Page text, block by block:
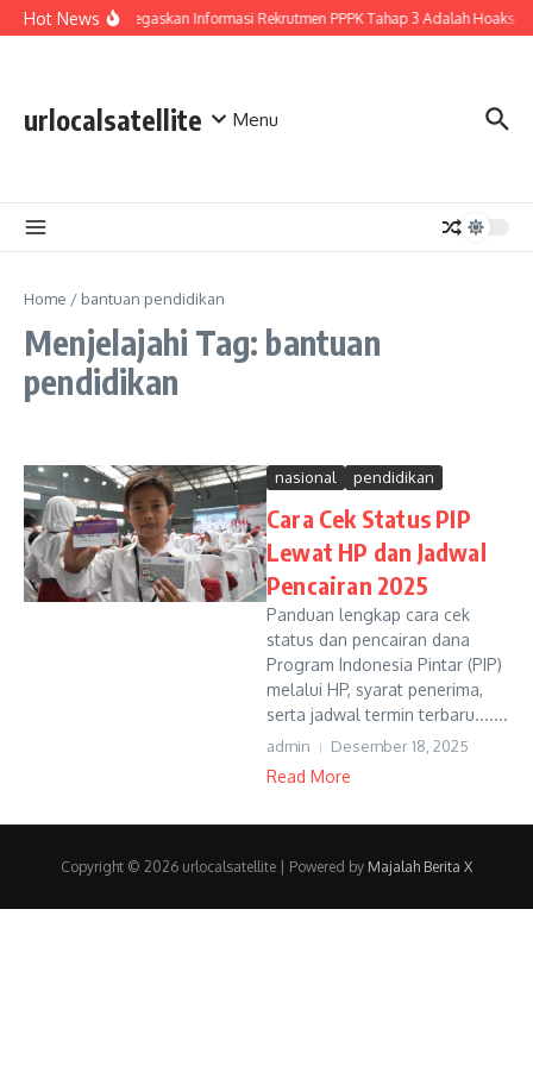
Lewati ke konten
Hot NewsBGN Tegaskan Informasi Rekrutmen PPPK Tahap 3 Adalah Hoaks
urlocalsatellite Menu
Home / bantuan pendidikan
Menjelajahi Tag: bantuan
pendidikan
nasional pendidikan
Cara Cek Status PIP
Lewat HP dan Jadwal
Pencairan 2025
Panduan lengkap cara cek
status dan pencairan dana
Program Indonesia Pintar (PIP)
melalui HP, syarat penerima,
serta jadwal termin terbaru.......
admin Desember 18, 2025
Read More
Copyright © 2026 urlocalsatellite | Powered by Majalah Berita X